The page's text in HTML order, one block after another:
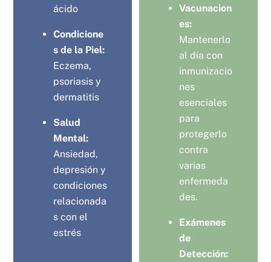
ácido
Condicione
s de la Piel:
Eczema,
psoriasis y
dermatitis
Salud
Mental:
Ansiedad,
depresión y
condiciones
relacionada
s con el
estrés
Vacunacion
es:
Mantenerlo
al día con
inmunizacio
nes
esenciales
para
protegerlo
contra
varias
enfermeda
des.
Exámenes
de
Detección: